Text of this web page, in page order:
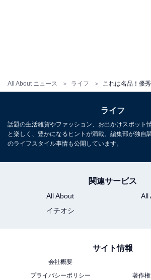
All About ニュース ライフ
ライフ
話題の生活雑貨やファッション、お出かけスポット
と楽しく、豊かになるヒントが満載。編集部が独自
のライフスタイル事情も公開しています。
関連サービス
All About
All
イチオシ
サイト情報
会社概要
プライバシーポリシー
著作